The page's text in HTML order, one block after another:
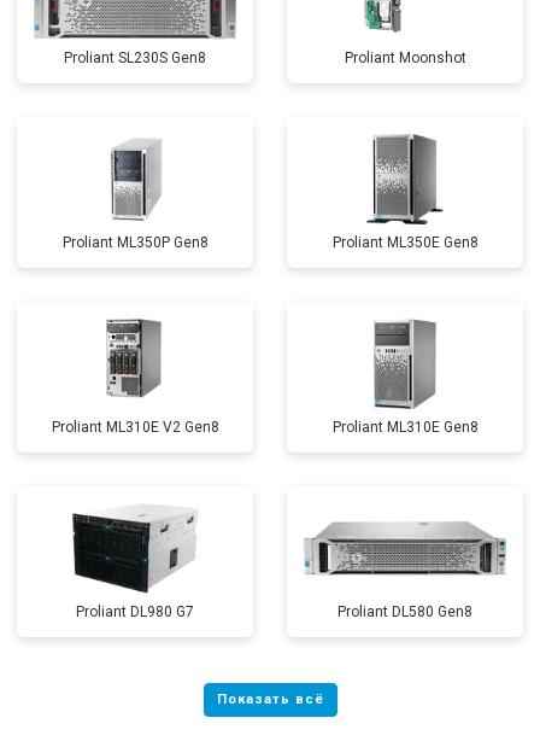
Proliant SL230S Gen8 Proliant Moonshot
Proliant ML350P Gen8 Proliant ML350E Gen8
Proliant ML310E V2 Gen8 Proliant ML310E Gen8
Proliant DL980 G7 Proliant DL580 Gen8